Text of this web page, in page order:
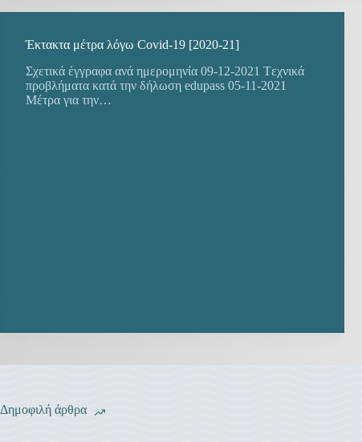
Έκτακτα μέτρα λόγω Covid-19 [2020-21]
Σχετικά έγγραφα ανά ημερομηνία 09-12-2021 Tεχνικά
προβλήματα κατά την δήλωση edupass 05-11-2021
Mέτρα για την…
Δημοφιλή άρθρα